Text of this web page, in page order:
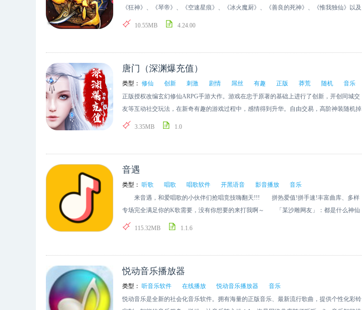
《狂神》、《琴帝》、《空速星痕》、《冰火魔厨》、《善良的死神》、《惟我独仙》以及
《斗罗大陆》等小说）改编的在线卡牌对战类游戏。 《新唐门世界》还原作家笔下的浩瀚
参与系统开放的“封神之战”,争夺神王之位。游戏精美的游戏背景及游戏的主题画面，为游
戏玩家充分的展现出了作家笔下不同世界的差异之美；游戏音乐也使用了原创音乐主题曲
《唐门傲世》和战斗主题曲《怒火燎原》，使玩家在游戏中畅享激昂的背景音乐；独创
的“幻兽系统”充分融合了战斗，可通过玩家操作改变战斗结果，使玩家感受到不一样的战斗
快感。
10.55MB 4.24.00
唐门（深渊爆充值）
类型： 修仙 创新 刺激 剧情 屌丝 有趣 正版 莽荒 随机
音乐
正版授权改编玄幻修仙ARPG手游大作。游戏在忠于原著的基础上进行了创新，开创同城交
友等互动社交玩法，在新奇有趣的游戏过程中，感情得到升华。自由交易，高阶神装随机掉
落，屌丝也能逆袭高富帅。同时，通过引人入胜的剧情动画、炫丽的技能特效、多变的任务
3.35MB 1.0
音遇
类型： 听歌 唱歌 唱歌软件 开黑语音 影音播放
音乐
来音遇，和爱唱歌的小伙伴们抢唱竞技嗨翻天!!! 拼热爱值!拼手速!丰富曲库、多样
专场完全满足你的K歌需要，没有你想要的来打我啊～ 「某沙雕网友」：都是什么神仙
唱歌，新的快乐源泉哈哈哈! 「热心网友小热狗」：自从迷上音遇，晚上疯狂补作
天亮 -组队开黑，看看谁能和我们偶遇 -实时关注、送礼，遇到喜欢的声音就要用礼
物砸到 ta 眼熟 -丰富曲库，活动专场每周更新，总有一个你喜欢的吧 -魔性AI，超及
时的识别结果「捂脸哭」 -视频领唱，让你的领唱好听又好看 -实时排行，又有30位
115.32MB 1.1.6
悦动音乐播放器
类型： 听音乐软件 在线播放 悦动音乐播放器
音乐
悦动音乐是全新的社会化音乐软件。拥有海量的正版音乐、最新流行歌曲，提供个性化彩铃